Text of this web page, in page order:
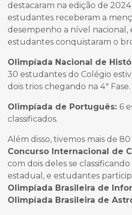
destacaram na edição de
estudantes receberam a
desempenho a nível nacional,
estudantes conquistaram o
Olimpíada Nacional de
30 estudantes do Colégio
dois trios chegando na 4ª Fase.
Olimpíada de Português: 6
classificados.
Além disso, tivemos mais de
Concurso Internacional de
com dois deles se
estadual, e estudantes
Olimpíada Brasileira de
Olimpíada Brasileira de